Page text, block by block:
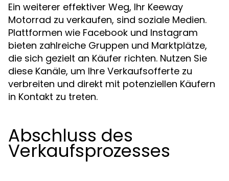
Ein weiterer effektiver Weg, Ihr Keeway
Motorrad zu verkaufen, sind soziale Medien.
Plattformen wie Facebook und Instagram
bieten zahlreiche Gruppen und Marktplätze,
die sich gezielt an Käufer richten. Nutzen Sie
diese Kanäle, um Ihre Verkaufsofferte zu
verbreiten und direkt mit potenziellen Käufern
in Kontakt zu treten.
Abschluss des
Verkaufsprozesses